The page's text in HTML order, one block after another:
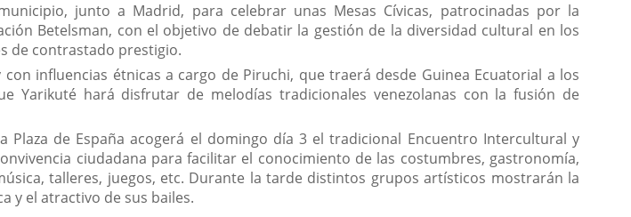
junto a Madrid, para celebrar unas Mesas Cívicas, patrocinadas por la
Betelsman, con el objetivo de debatir la gestión de la diversidad cultural en los
de contrastado prestigio.
influencias étnicas a cargo de Piruchi, que traerá desde Guinea Ecuatorial a los
Yarikuté hará disfrutar de melodías tradicionales venezolanas con la fusión de
de España acogerá el domingo día 3 el tradicional Encuentro Intercultural y
ciudadana para facilitar el conocimiento de las costumbres, gastronomía,
talleres, juegos, etc. Durante la tarde distintos grupos artísticos mostrarán la
y el atractivo de sus bailes.